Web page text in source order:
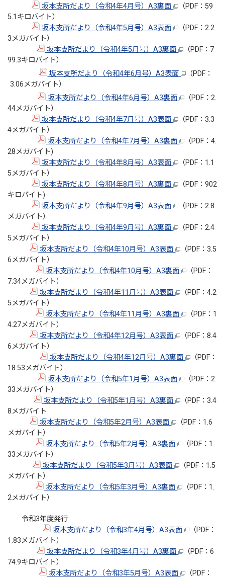
坂本支所だより（令和4年4月号）A3裏面
（PDF：59
5.1キロバイト）
坂本支所だより（令和4年5月号）A3表面
（PDF：2.2
3メガバイト）
坂本支所だより（令和4年5月号）A3裏面
（PDF：7
99.3キロバイト）
坂本支所だより（令和4年6月号）A3表面
（PDF：
3.06メガバイト）
坂本支所だより（令和4年6月号）A3裏面
（PDF：2.
44メガバイト）
坂本支所だより（令和4年7月号）A3表面
（PDF：3.3
4メガバイト）
坂本支所だより（令和4年7月号）A3裏面
（PDF：4.
28メガバイト)
坂本支所だより（令和4年8月号）A3表面
（PDF：1.1
5メガバイト）
坂本支所だより（令和4年8月号）A3裏面
（PDF：902
キロバイト)
坂本支所だより（令和4年9月号）A3表面
（PDF：2.8
メガバイト）
坂本支所だより（令和4年9月号）A3裏面
（PDF：2.4
5メガバイト）
坂本支所だより（令和4年10月号）A3表面
（PDF：3.5
6メガバイト）
坂本支所だより（令和4年10月号）A3裏面
（PDF：
7.34メガバイト）
坂本支所だより（令和4年11月号）A3表面
（PDF：4.2
5メガバイト）
坂本支所だより（令和4年11月号）A3裏面
（PDF：1
4.27メガバイト）
坂本支所だより（令和4年12月号）A3表面
（PDF：8.4
6メガバイト）
坂本支所だより（令和4年12月号）A3裏面
（PDF：
18.53メガバイト）
坂本支所だより（令和5年1月号）A3表面
（PDF：2.
33メガバイト）
坂本支所だより（令和5年1月号）A3裏面
（PDF：3.4
8メガバイト
坂本支所だより（令和5年2月号）A3表面
（PDF：1.6
メガバイト）
坂本支所だより（令和5年2月号）A3裏面
（PDF：1.
33メガバイト）
坂本支所だより（令和5年3月号）A3表面
（PDF：1.5
メガバイト）
坂本支所だより（令和5年3月号）A3裏面
（PDF：1.
2メガバイト）
令和3年度発行
坂本支所だより（令和3年4月号）A3表面
（PDF：
1.83メガバイト）
坂本支所だより（令和3年4月号）A3裏面
（PDF：6
74.9キロバイト）
坂本支所だより（令和3年5月号）A3表面
（PDF：